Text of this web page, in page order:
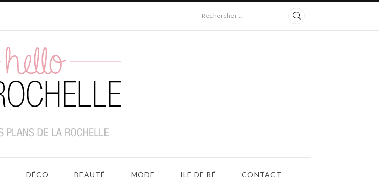
Rechercher ...
DÉCO BEAUTÉ MODE ILE DE RÉ CONTACT